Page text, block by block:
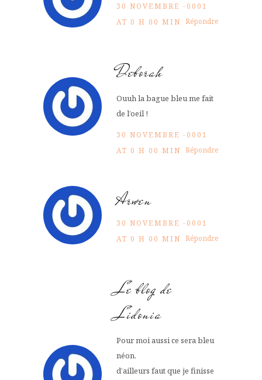
30 NOVEMBRE -0001
AT 0 H 00 MIN Répondre
Deborah
Ouuh la bague bleu me fait
de l’oeil !
30 NOVEMBRE -0001
AT 0 H 00 MIN Répondre
Arwen
30 NOVEMBRE -0001
AT 0 H 00 MIN Répondre
Le blog de
Lidonia
Pour moi aussi ce sera bleu
néon.
d’ailleurs faut que je finisse